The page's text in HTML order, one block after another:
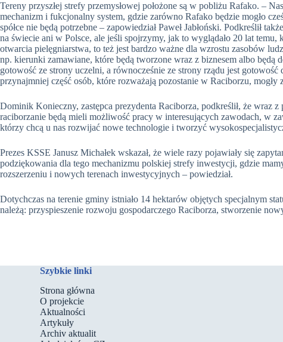
Tereny przyszłej strefy przemysłowej położone są w pobliżu Rafako. –
mechanizm i fukcjonalny system, gdzie zarówno Rafako będzie mogło
spółce nie będą potrzebne – zapowiedział Paweł Jabłoński. Podkreślił
na świecie ani w Polsce, ale jeśli spojrzymy, jak to wyglądało 20 lat
otwarcia pielęgniarstwa, to też jest bardzo ważne dla wzrostu zasobów
np. kierunki zamawiane, które będą tworzone wraz z biznesem albo będą
gotowość ze strony uczelni, a równocześnie ze strony rządu jest
przynajmniej część osób, które rozważają pozostanie w Raciborzu, mogły
Dominik Konieczny, zastępca prezydenta Raciborza, podkreślił, że wraz
raciborzanie będą mieli możliwość pracy w interesujących zawodach, w
którzy chcą u nas rozwijać nowe technologie i tworzyć
Prezes KSSE Janusz Michałek wskazał, że wiele razy pojawiały się
podziękowania dla tego mechanizmu polskiej strefy inwestycji, gdzie
rozszerzeniu i nowych terenach inwestycyjnych – powiedział.
Dotychczas na terenie gminy istniało 14 hektarów objętych specjalnym
należą: przyspieszenie rozwoju gospodarczego Raciborza, stworzenie
Szybkie linki
Strona główna
O projekcie
Aktualności
Artykuły
Archiv aktualit